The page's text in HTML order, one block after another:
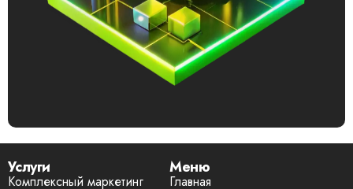
Услуги
Комплексный маркетинг
Меню
Главная